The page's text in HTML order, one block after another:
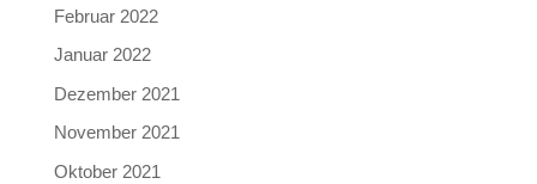
Februar 2022
Januar 2022
Dezember 2021
November 2021
Oktober 2021